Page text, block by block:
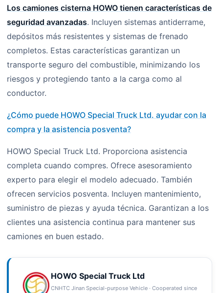
Los camiones cisterna HOWO tienen características de
seguridad avanzadas. Incluyen sistemas antiderrame,
depósitos más resistentes y sistemas de frenado
completos. Estas características garantizan un
transporte seguro del combustible, minimizando los
riesgos y protegiendo tanto a la carga como al
conductor.
¿Cómo puede HOWO Special Truck Ltd. ayudar con la
compra y la asistencia posventa?
HOWO Special Truck Ltd. Proporciona asistencia
completa cuando compres. Ofrece asesoramiento
experto para elegir el modelo adecuado. También
ofrecen servicios posventa. Incluyen mantenimiento,
suministro de piezas y ayuda técnica. Garantizan a los
clientes una asistencia continua para mantener sus
camiones en buen estado.
HOWO Special Truck Ltd
CNHTC Jinan Special-purpose Vehicle · Cooperated since